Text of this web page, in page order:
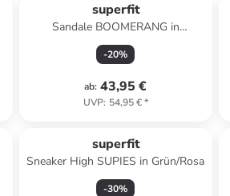
superfit
Sandale BOOMERANG in
Blau/Hellblau
-20%
ab: 43,95 €
UVP: 54,95 €*
superfit
Sneaker High SUPIES in Grün/Rosa
-30%